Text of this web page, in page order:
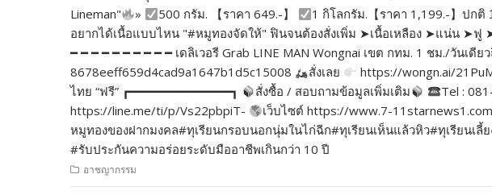
Lineman"
» 500 กรัม. 【ราคา 649.-】 1 กิโลกรัม.【ราคา 1,199.-】ปกติ
อยากได้เนื้อแบบไหน "#หมูทองจัดให้" ฟินจนต้องสั่งเพิ่ม ➤เนื้อเหลือง ➤แน่น ➤
━ ━ ━ ━ ━ ━ ━ ━ ━ ━ เดลิเวอรี Grab LINE MAN Wongnai เขต กทม. 1 ชม./วันเดีย
8678eeff659d4cad9a1647b1d5c15008
สั่งเลย https://wongn.ai/
ไทย “ฟรี” ┏━━━━━━━━━━━━━━┓
สั่งซื้อ / สอบถามข้อมูลเพิ่มเติม Tel :
https://line.me/ti/p/Vs22pbpiT-
เว็บไซต์ https://www.7-
หมูทองของฝากมงคล#ทุเรียนกรอบนอกนุ่มในไก่ฉีก#ทุเรียนเห็นแล้วหิว#ทุเรียนเ
#รับประกันความอร่อยระดับมืออาชีพเกินกว่า 10 ปี
อาชญากรรม